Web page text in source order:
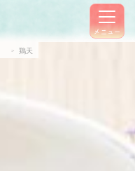
メニュー
鶏天